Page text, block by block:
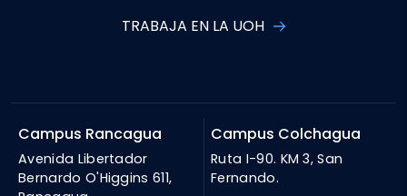
TRABAJA EN LA UOH
Campus Rancagua
Avenida Libertador
Bernardo O'Higgins 611,
Campus Colchagua
Ruta I-90. KM 3, San
Fernando.